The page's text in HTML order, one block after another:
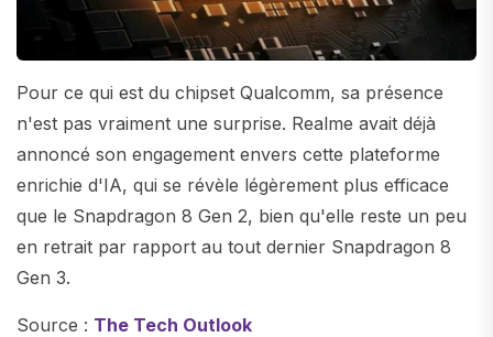
Pour ce qui est du chipset Qualcomm, sa présence
n'est pas vraiment une surprise. Realme avait déjà
annoncé son engagement envers cette plateforme
enrichie d'IA, qui se révèle légèrement plus efficace
que le Snapdragon 8 Gen 2, bien qu'elle reste un peu
en retrait par rapport au tout dernier Snapdragon 8
Gen 3.
Source : The Tech Outlook